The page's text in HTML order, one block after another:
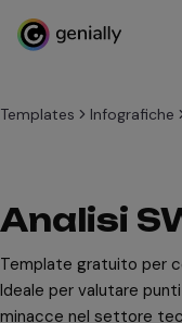
Templates Infografiche
Analisi
Template gratuito per
Ideale per valutare
minacce nel settore